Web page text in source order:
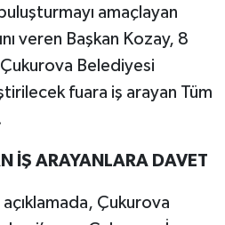
amaçlayan
veren Başkan Kozay, 8
Belediyesi
fuara iş arayan Tüm
İŞ ARAYANLARA DAVET
açıklamada, Çukurova